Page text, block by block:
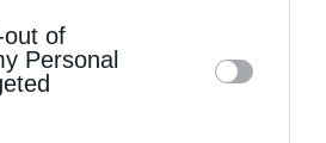
third parties.
of
Personal